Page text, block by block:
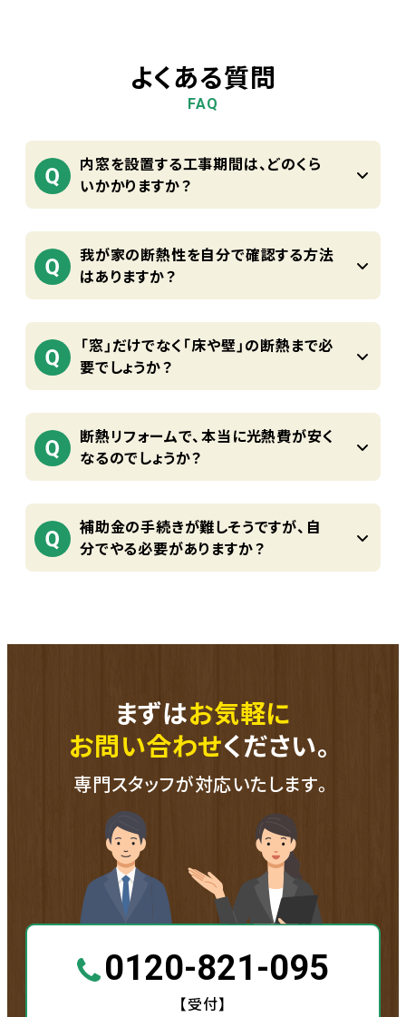
よくある質問
FAQ
内窓を設置する工事期間は、どのくら
いかかりますか？
我が家の断熱性を自分で確認する方法
はありますか？
「窓」だけでなく「床や壁」の断熱まで必
要でしょうか？
断熱リフォームで、本当に光熱費が安く
なるのでしょうか？
補助金の手続きが難しそうですが、自
分でやる必要がありますか？
まずはお気軽に
お問い合わせください。
専門スタッフが対応いたします。
0120-821-095
【受付】